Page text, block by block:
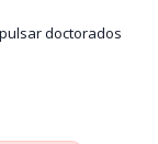
doctorados